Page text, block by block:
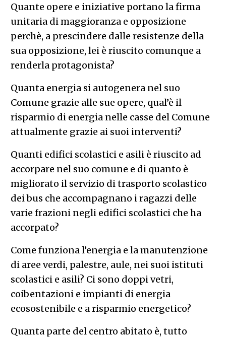
Quante opere e iniziative portano la firma
unitaria di maggioranza e opposizione
perchè, a prescindere dalle resistenze della
sua opposizione, lei è riuscito comunque a
renderla protagonista?
Quanta energia si autogenera nel suo
Comune grazie alle sue opere, qual’è il
risparmio di energia nelle casse del Comune
attualmente grazie ai suoi interventi?
Quanti edifici scolastici e asili è riuscito ad
accorpare nel suo comune e di quanto è
migliorato il servizio di trasporto scolastico
dei bus che accompagnano i ragazzi delle
varie frazioni negli edifici scolastici che ha
accorpato?
Come funziona l’energia e la manutenzione
di aree verdi, palestre, aule, nei suoi istituti
scolastici e asili? Ci sono doppi vetri,
coibentazioni e impianti di energia
ecosostenibile e a risparmio energetico?
Quanta parte del centro abitato è, tutto